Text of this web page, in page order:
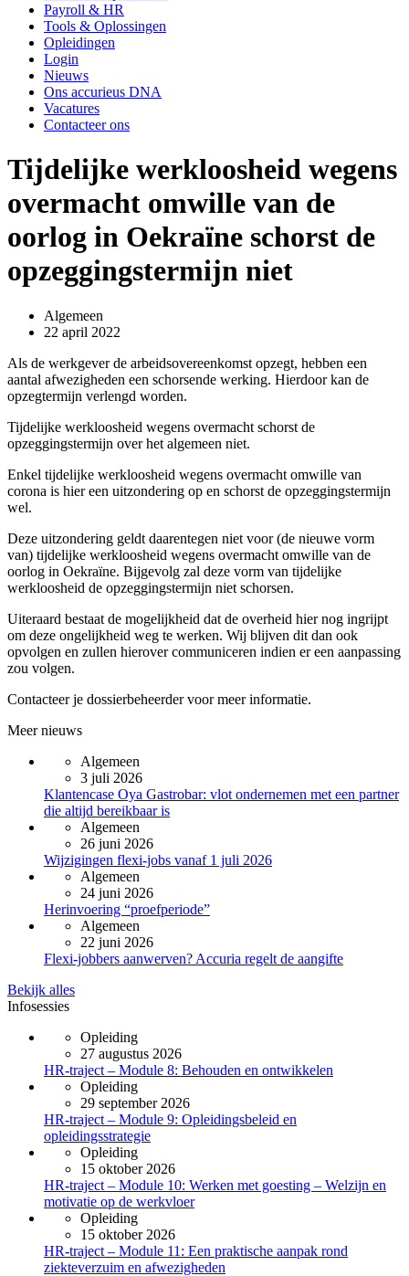
Payroll & HR
Tools & Oplossingen
Opleidingen
Login
Nieuws
Ons accurieus DNA
Vacatures
Contacteer ons
Tijdelijke werkloosheid wegens
overmacht omwille van de
oorlog in Oekraïne schorst de
opzeggingstermijn niet
Algemeen
22 april 2022
Als de werkgever de arbeidsovereenkomst opzegt, hebben een
aantal afwezigheden een schorsende werking. Hierdoor kan de
opzegtermijn verlengd worden.
Tijdelijke werkloosheid wegens overmacht schorst de
opzeggingstermijn over het algemeen niet.
Enkel tijdelijke werkloosheid wegens overmacht omwille van
corona is hier een uitzondering op en schorst de opzeggingstermijn
wel.
Deze uitzondering geldt daarentegen niet voor (de nieuwe vorm
van) tijdelijke werkloosheid wegens overmacht omwille van de
oorlog in Oekraïne. Bijgevolg zal deze vorm van tijdelijke
werkloosheid de opzeggingstermijn niet schorsen.
Uiteraard bestaat de mogelijkheid dat de overheid hier nog ingrijpt
om deze ongelijkheid weg te werken. Wij blijven dit dan ook
opvolgen en zullen hierover communiceren indien er een aanpassing
zou volgen.
Contacteer je dossierbeheerder voor meer informatie.
Meer nieuws
Algemeen
3 juli 2026
Klantencase Oya Gastrobar: vlot ondernemen met een partner
die altijd bereikbaar is
Algemeen
26 juni 2026
Wijzigingen flexi-jobs vanaf 1 juli 2026
Algemeen
24 juni 2026
Herinvoering “proefperiode”
Algemeen
22 juni 2026
Flexi-jobbers aanwerven? Accuria regelt de aangifte
Bekijk alles
Infosessies
Opleiding
27 augustus 2026
HR-traject – Module 8: Behouden en ontwikkelen
Opleiding
29 september 2026
HR-traject – Module 9: Opleidingsbeleid en
opleidingsstrategie
Opleiding
15 oktober 2026
HR-traject – Module 10: Werken met goesting – Welzijn en
motivatie op de werkvloer
Opleiding
15 oktober 2026
HR-traject – Module 11: Een praktische aanpak rond
ziekteverzuim en afwezigheden